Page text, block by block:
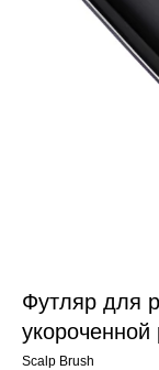
Футляр для
укороченной
Scalp Brush